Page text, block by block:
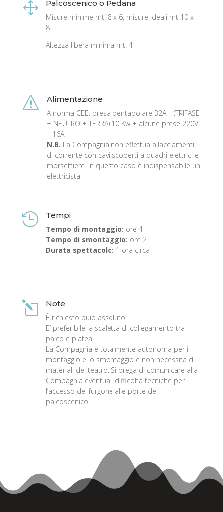
1
Palcoscenico o Pedana
Misure minime mt. 8 x 6, misure ideali mt 10 x
8.
Altezza libera minima mt. 4
s
Alimentazione
A norma CEE: presa pentapolare 32A – (TRIFASE
+ NEUTRO + TERRA) 10 Kw + alcune prese 220V
– 16A.
N.B. La Compagnia non effettua allacciamenti
di corrente con cavi scoperti a quadri elettrici e
morsettiere. In questo caso è indispensabile un
elettricista

Tempi
Tempo di montaggio: ore 4
Tempo di smontaggio: ore 2
Durata spettacolo: 1 ora circa
l
Note
È richiesto buio assoluto
E’ preferibile la scaletta di collegamento tra
palco e platea.
La Compagnia è totalmente autonoma per il
montaggio e lo smontaggio e non necessita di
materiali del teatro. Si prega di comunicare alla
Compagnia eventuali difficoltà tecniche per
l’accesso del furgone alle porte del
palcoscenico.